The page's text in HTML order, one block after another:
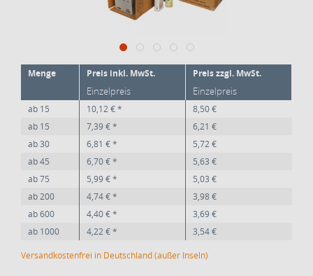
Menge Preis inkl. MwSt. Preis zzgl. MwSt.
Einzelpreis Einzelpreis
ab 15 10,12 € *
8,50 €
ab 15 7,39 € *
6,21 €
ab30 6,81 € *
5,72 €
ab45 6,70 € *
5,63 €
ab75 5,99 € *
5,03 €
ab200 4,74 € *
3,98 €
ab600 4,40 € *
3,69 €
ab 1000 4,22 € *
3,54 €
Versandkostenfrei in Deutschland (außer Inseln)